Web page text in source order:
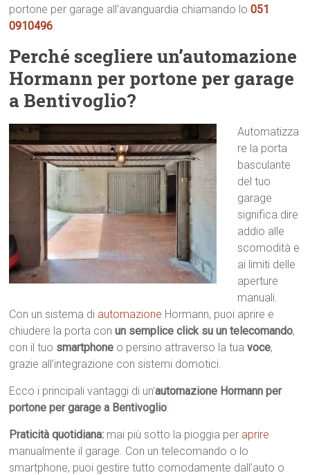
portone per garage all’avanguardia chiamando lo051
0910496.
Perché scegliere un’automazione
Hormann per portone per garage
a Bentivoglio?
Automatizza
re la porta
basculante
del tuo
garage
significa dire
addio alle
scomodità e
ai limiti delle
aperture
manuali.
Con un sistema di automazione Hormann, puoi aprire e
chiudere la porta conun semplice click su un telecomando,
con il tuo smartphone o persino attraverso la tuavoce,
grazie all’integrazione con sistemi domotici.
Ecco i principali vantaggi di un’automazione Hormann per
portone per garage a Bentivoglio:
Praticità quotidiana: mai più sotto la pioggia per aprire
manualmente il garage. Con un telecomando o lo
smartphone, puoi gestire tutto comodamente dall’auto o